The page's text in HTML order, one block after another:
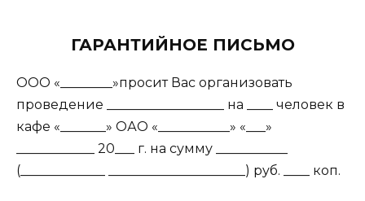
ГАРАНТИЙНОЕ ПИСЬМО
ООО «________»просит Вас организовать
проведение __________________ на ____ человек в
кафе «_______» ОАО «___________» «___»
____________ 20___ г. на сумму ___________
(_____________ _____________________) руб. ____ коп.